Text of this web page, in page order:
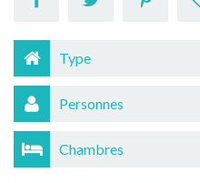
Type
Personnes
Chambres